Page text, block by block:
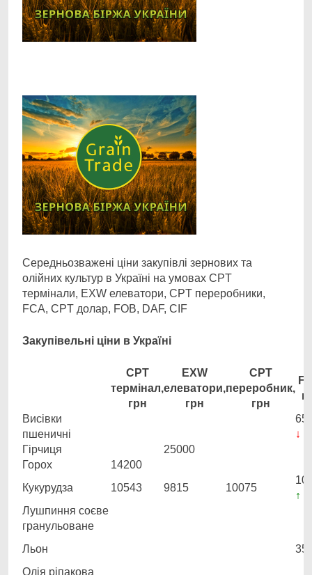
Link
Середньозважені ціни закупівлі зернових та
олійних культур в Україні на умовах CPT
термінали, EXW елеватори, CPT переробники,
FCA, CPT долар, FOB, DAF, CIF
Закупівельні ціни в Україні
CPT
термінал,
грн
EXW
елеватори,
грн
CPT
переробник,
грн
Висівки
пшеничні
↓
Гірчиця
25000
Горох
14200
Кукурудза
10543 9815 10075
↑
Лушпиння соєве
гранульоване
Льон
Олія ріпакова